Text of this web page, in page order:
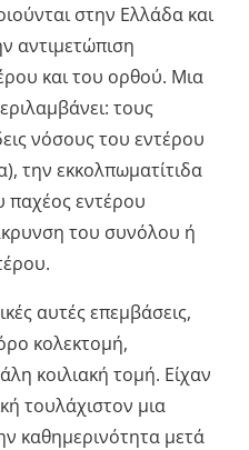
στην Ελλάδα και
αντιμετώπιση
και του ορθού. Μια
τους
νόσους του εντέρου
την εκκολπωματίτιδα
παχέος εντέρου
του συνόλου ή
αυτές επεμβάσεις,
κολεκτομή,
κοιλιακή τομή. Είχαν
τουλάχιστον μια
καθημερινότητα μετά